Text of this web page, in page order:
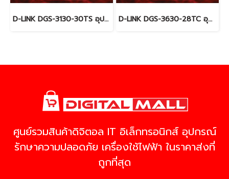
D-LINK DGS-3130-30TS อุปกรณ์ขยายสัญญาณ (Switch) D-LINK DGS-3630-28TC อุปกรณ์ขยายสัญญาณ (Switch)
ศูนย์รวมสินค้าดิจิตอล IT อิเล็กทรอนิกส์ อุปกรณ์
รักษาความปลอดภัย เครื่องใช้ไฟฟ้า ในราคาส่งที่
ถูกที่สุด